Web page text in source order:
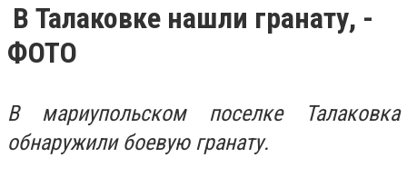
В Талаковке нашли гранату, -
ФОТО
В мариупольском поселке Талаковка
обнаружили боевую гранату.